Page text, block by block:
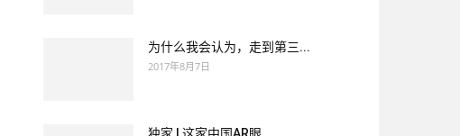
为什么我会认为，走到第三...
2017年8月7日